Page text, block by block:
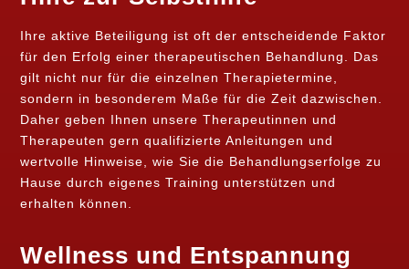
Ihre aktive Beteiligung ist oft der entscheidende Faktor
für den Erfolg einer therapeutischen Behandlung. Das
gilt nicht nur für die einzelnen Therapietermine,
sondern in besonderem Maße für die Zeit dazwischen.
Daher geben Ihnen unsere Therapeutinnen und
Therapeuten gern qualifizierte Anleitungen und
wertvolle Hinweise, wie Sie die Behandlungserfolge zu
Hause durch eigenes Training unterstützen und
erhalten können.
Wellness und Entspannung